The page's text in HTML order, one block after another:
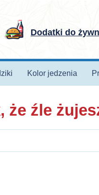
Dodatki do
Kolor jedzenia
że źle